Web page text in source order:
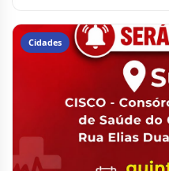
Cidades